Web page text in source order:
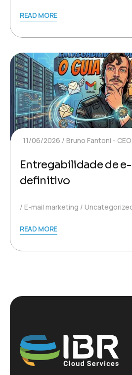
READ MORE
11/06/2026 Bruno Fantoni - CEO
Entregabilidade de
definitivo
E-mail marketing
READ MORE